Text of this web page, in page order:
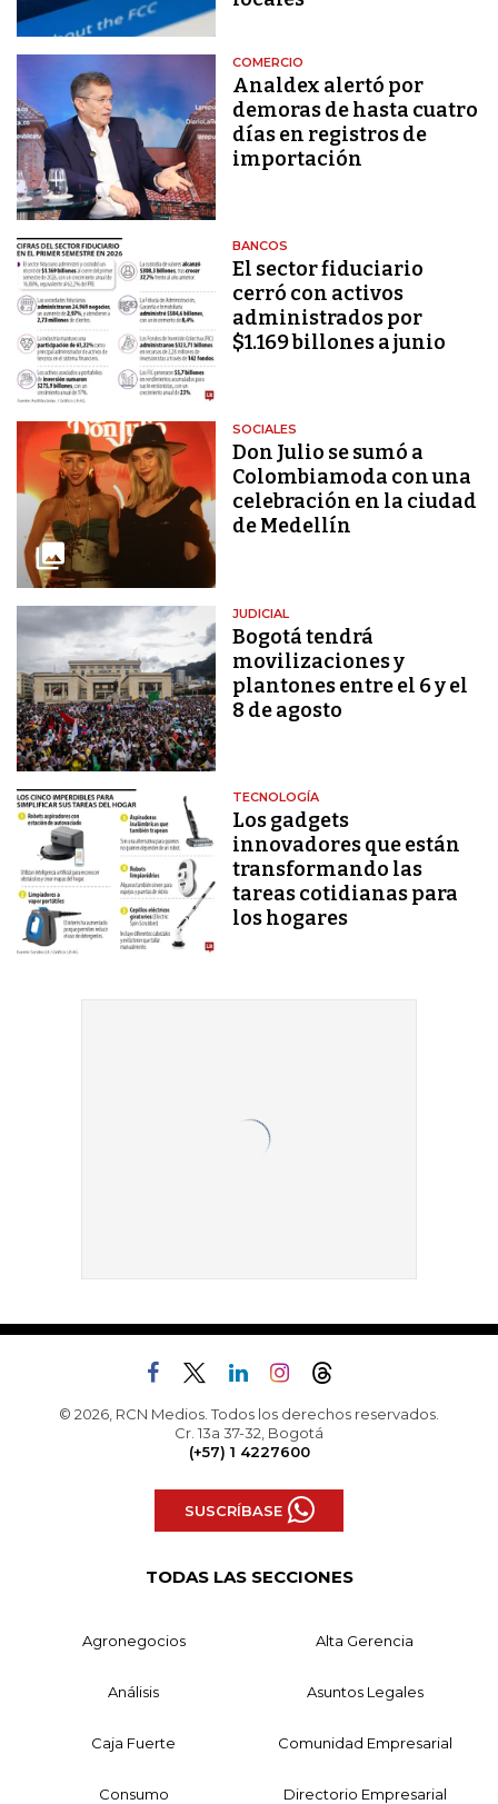
COMERCIO
Analdex alertó por
demoras de hasta cuatro
días en registros de
importación
BANCOS
El sector fiduciario
cerró con activos
administrados por
$1.169 billones a junio
SOCIALES
Don Julio se sumó a
Colombiamoda con una
celebración en la ciudad
de Medellín
JUDICIAL
Bogotá tendrá
movilizaciones y
plantones entre el 6 y el
8 de agosto
TECNOLOGÍA
Los gadgets
innovadores que están
transformando las
tareas cotidianas para
los hogares
© 2026, RCN Medios. Todos los derechos reservados.
Cr. 13a 37-32, Bogotá
(+57) 1 4227600
SUSCRÍBASE
TODAS LAS SECCIONES
Agronegocios Alta Gerencia
Análisis Asuntos Legales
Caja Fuerte Comunidad Empresarial
Consumo Directorio Empresarial